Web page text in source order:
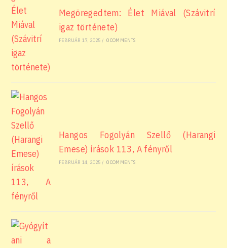
Megöregedtem: Élet Miával (Szávitrí
igaz története)
FEBRUÁR 17, 2025 / 0 COMMENTS
Hangos Fogolyán Szellő (Harangi
Emese) írások 113, A fényről
FEBRUÁR 14, 2025 / 0 COMMENTS